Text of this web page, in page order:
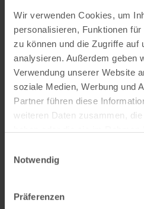
Wir verwenden Cookies, um
personalisieren, Funktionen
zu können und die Zugriffe auf
analysieren. Außerdem geben
Verwendung unserer Website
soziale Medien, Werbung und
Partner führen diese
weiteren Daten zusammen,
Notwendig
Präferenzen
Das könnte Sie
interessieren